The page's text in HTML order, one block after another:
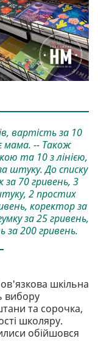
вартість за 10
мама. -- Також
та 10 з лінією,
штуку. До списку
70 гривень, 3
2 простих
коректор за
за 25 гривень,
за 200 гривень.
шкільна
вибору
та сорочка,
школяру.
обійшовся